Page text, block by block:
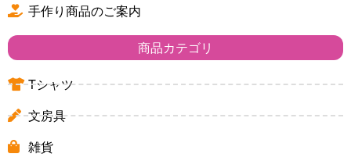
手作り商品のご案内
商品カテゴリ
Tシャツ
文房具
雑貨